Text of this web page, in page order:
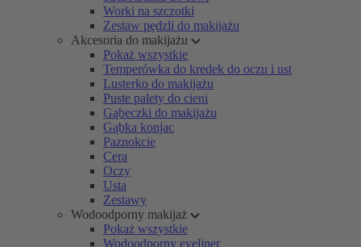
Worki na szczotki
Zestaw pędzli do makijażu
Akcesoria do makijażu
Pokaż wszystkie
Temperówka do kredek do oczu i ust
Lusterko do makijażu
Puste palety do cieni
Gąbeczki do makijażu
Gąbka konjac
Paznokcie
Cera
Oczy
Usta
Zestawy
Wodoodporny makijaż
Pokaż wszystkie
Wodoodporny eyeliner